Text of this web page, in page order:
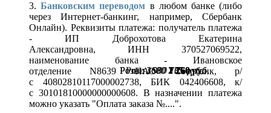
Розн.:3680 2 760руб.
Розн.:980 735руб.
Розн.:1680 1 260руб.
3.Банковским переводом в любом банке (либо
через Интернет-банкинг, например, Сбербанк
Онлайн). Реквизиты платежа: получатель платежа
- ИП Доброхотова Екатерина
Александровна, ИНН 370527069522,
наименование банка - Ивановское
отделение N8639 ПАО Сбербанк, р/
с 40802810117000002738, БИК 042406608, к/
с 30101810000000000608. В назначении платежа
можно указать "Оплата заказа №....".